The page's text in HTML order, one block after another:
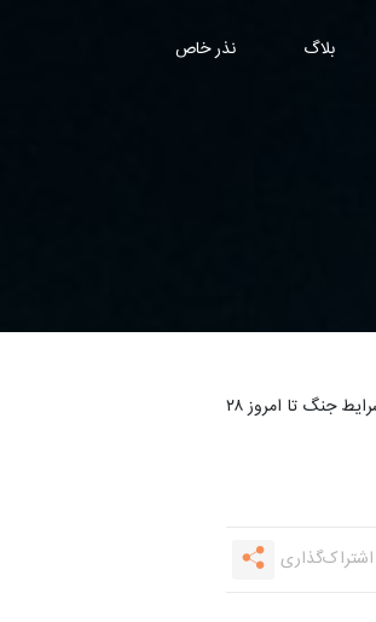
بلاگ نذر خاص
| ضمن تبریک سالروز پیوند آسمانی امیرالمؤمنین و حضرت زهرا سلام‌الله‌علیها، به لطف خدا در سال جدید بعد از وقفه در فعالیت‌های مزون عطیه به دلیل شرایط جنگ تا امروز ۲۸
اشتراک‌گذاری